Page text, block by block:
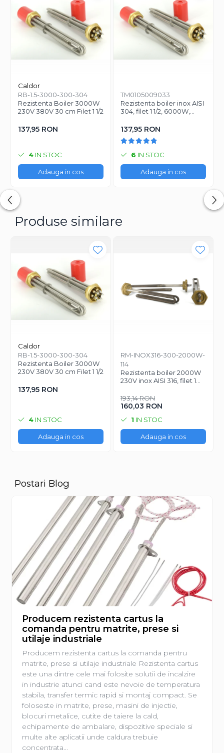
Caldor
RB-1.5-3000-300-304
Rezistenta Boiler 3000W
230V 380V 30 cm Filet 1 1/2
137,95 RON
4 IN STOC
Adauga in cos
TM0105009033
Rezistenta boiler inox AISI
304, filet 1 1/2, 6000W,
activa 300 mm
137,95 RON
6 IN STOC
Adauga in cos
Produse similare
Caldor
RB-1.5-3000-300-304
Rezistenta Boiler 3000W
230V 380V 30 cm Filet 1 1/2
137,95 RON
4 IN STOC
Adauga in cos
RM-INOX316-300-2000W-
114
Rezistenta boiler 2000W
230V inox AISI 316, filet 1
193,14 RON
160,03 RON
1 IN STOC
Adauga in cos
Postari Blog
Producem rezistenta cartus la
comanda pentru matrite, prese si
utilaje industriale
Producem rezistenta cartus la comanda pentru
matrite, prese si utilaje industriale Rezistenta cartus
este una dintre cele mai folosite solutii de incalzire
in industrie atunci cand este nevoie de temperatura
stabila, transfer termic rapid si montaj compact. Se
foloseste in matrite, prese, masini de injectie,
blocuri metalice, cutite de taiere la cald,
echipamente de ambalare, dispozitive speciale si
multe alte aplicatii unde caldura trebuie
concentrata...